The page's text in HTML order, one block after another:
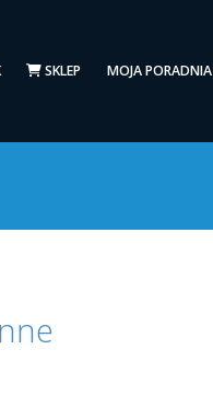
SKLEP MOJA PORADNIA